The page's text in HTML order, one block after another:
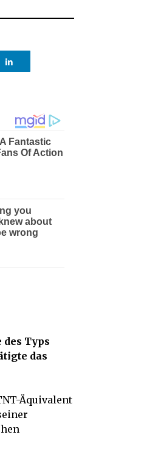
Typs
das
Äquivalent